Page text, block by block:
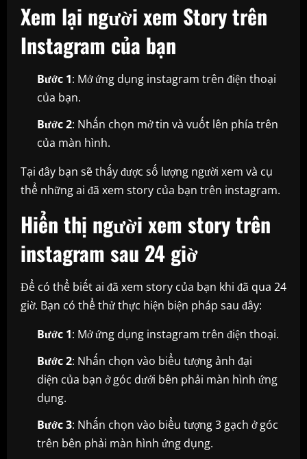
Xem lại người xem Story trên
Instagram của bạn
Bước 1: Mở ứng dụng instagram trên điện thoại
của bạn.
Bước 2: Nhấn chọn mở tin và vuốt lên phía trên
của màn hình.
Tại đây bạn sẽ thấy được số lượng người xem và cụ
thể những ai đã xem story của bạn trên instagram.
Hiển thị người xem story trên
instagram sau 24 giờ
Để có thể biết ai đã xem story của bạn khi đã qua 24
giờ. Bạn có thể thử thực hiện biện pháp sau đây:
Bước 1: Mở ứng dụng instagram trên điện thoại.
Bước 2: Nhấn chọn vào biểu tượng ảnh đại
diện của bạn ở góc dưới bên phải màn hình ứng
dụng.
Bước 3: Nhấn chọn vào biểu tượng 3 gạch ở góc
trên bên phải màn hình ứng dụng.